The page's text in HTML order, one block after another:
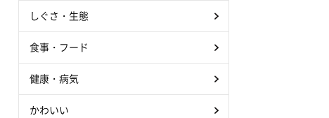
しぐさ・生態
食事・フード
健康・病気
かわいい